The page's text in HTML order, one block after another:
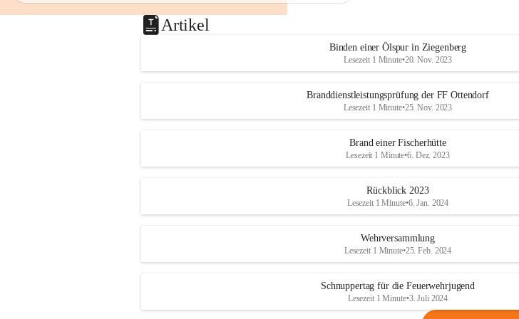
Artikel
Binden einer Ölspur in Ziegenberg
Lesezeit 1 Minute•20. Nov. 2023
Branddienstleistungsprüfung der FF Ottendorf
Lesezeit 1 Minute•25. Nov. 2023
Brand einer Fischerhütte
Lesezeit 1 Minute•6. Dez. 2023
Rückblick 2023
Lesezeit 1 Minute•6. Jan. 2024
Wehrversammlung
Lesezeit 1 Minute•25. Feb. 2024
Schnuppertag für die Feuerwehrjugend
Lesezeit 1 Minute•3. Juli 2024